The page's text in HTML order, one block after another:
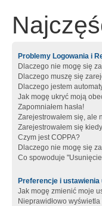
Problemy Logowania i
Dlaczego nie mogę się
Dlaczego muszę się
Dlaczego jestem
Jak mogę ukryć moją
Zapomniałem hasła!
Zarejestrowałem się, ale
Zarejestrowałem się
Czym jest COPPA?
Dlaczego nie mogę się
Co spowoduje
Preferencje i
Jak mogę zmienić moje
Nieprawidłowo